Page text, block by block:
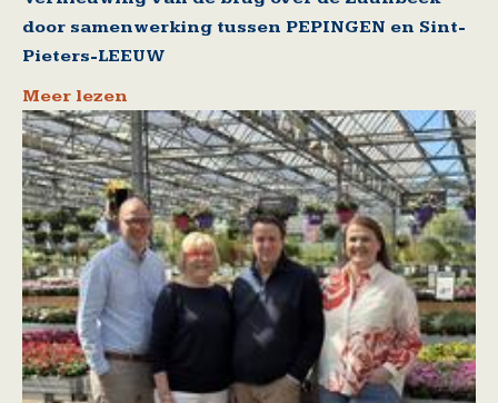
door samenwerking tussen PEPINGEN en Sint-
Pieters-LEEUW
Meer lezen